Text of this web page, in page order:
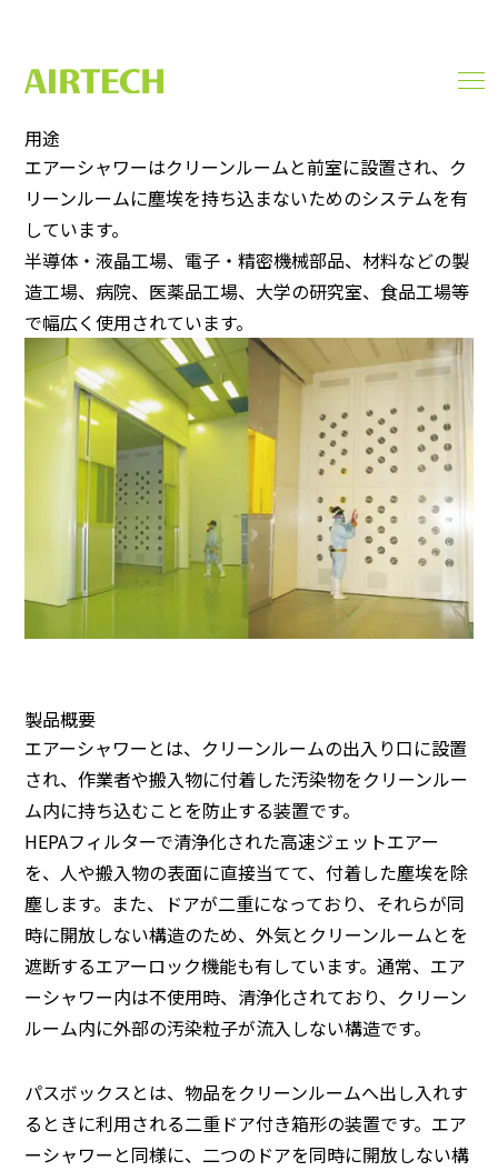
エアーシャワー／パスボックス
用途
エアーシャワーはクリーンルームと前室に設置され、ク
リーンルームに塵埃を持ち込まないためのシステムを有
しています。
半導体・液晶工場、電子・精密機械部品、材料などの製
造工場、病院、医薬品工場、大学の研究室、食品工場等
で幅広く使用されています。
製品概要
エアーシャワーとは、クリーンルームの出入り口に設置
され、作業者や搬入物に付着した汚染物をクリーンルー
ム内に持ち込むことを防止する装置です。
HEPAフィルターで清浄化された高速ジェットエアー
を、人や搬入物の表面に直接当てて、付着した塵埃を除
塵します。また、ドアが二重になっており、それらが同
時に開放しない構造のため、外気とクリーンルームとを
遮断するエアーロック機能も有しています。通常、エア
ーシャワー内は不使用時、清浄化されており、クリーン
ルーム内に外部の汚染粒子が流入しない構造です。
パスボックスとは、物品をクリーンルームへ出し入れす
るときに利用される二重ドア付き箱形の装置です。エア
ーシャワーと同様に、二つのドアを同時に開放しない構